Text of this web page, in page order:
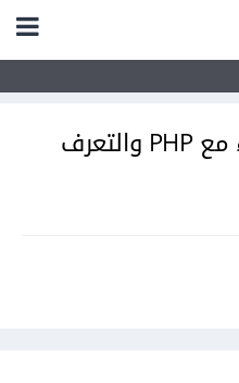
البدء مع PHP والتعرف